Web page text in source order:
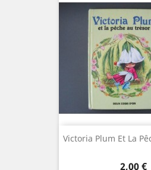
Victoria Plum Et La
Prix
2,00 €